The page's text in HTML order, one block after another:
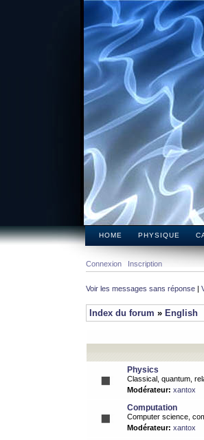
HOME PHYSIQUE
Connexion Inscription
Voir les messages sans réponse |
Index du forum » English
Physics
Classical, quantum,
Modérateur: xantox
Computation
Computer science,
Modérateur: xantox